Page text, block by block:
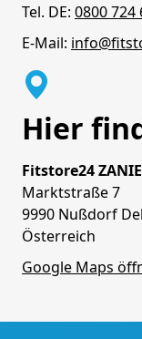
Tel. DE: 0800 724
E-Mail:
Hier
Fitstore24
Marktstraße 7
9990 Nußdorf
Österreich
Google Maps